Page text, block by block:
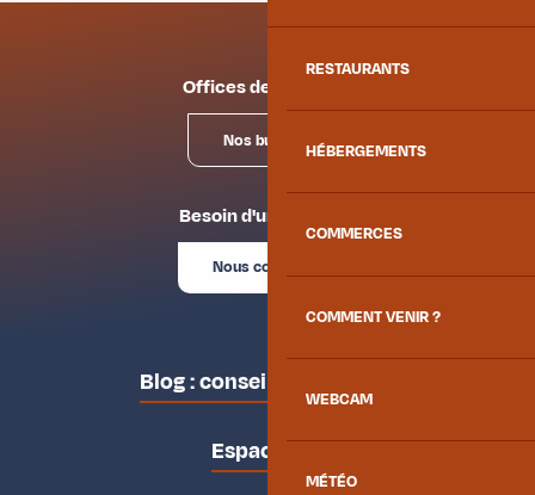
RESTAURANTS
HÉBERGEMENTS
COMMERCES
COMMENT VENIR ?
WEBCAM
MÉTÉO
Offices de tourisme
Nos bureaux
Besoin d'un conseil ?
Nous contacter
Blog : conseils des locaux
Espace pro